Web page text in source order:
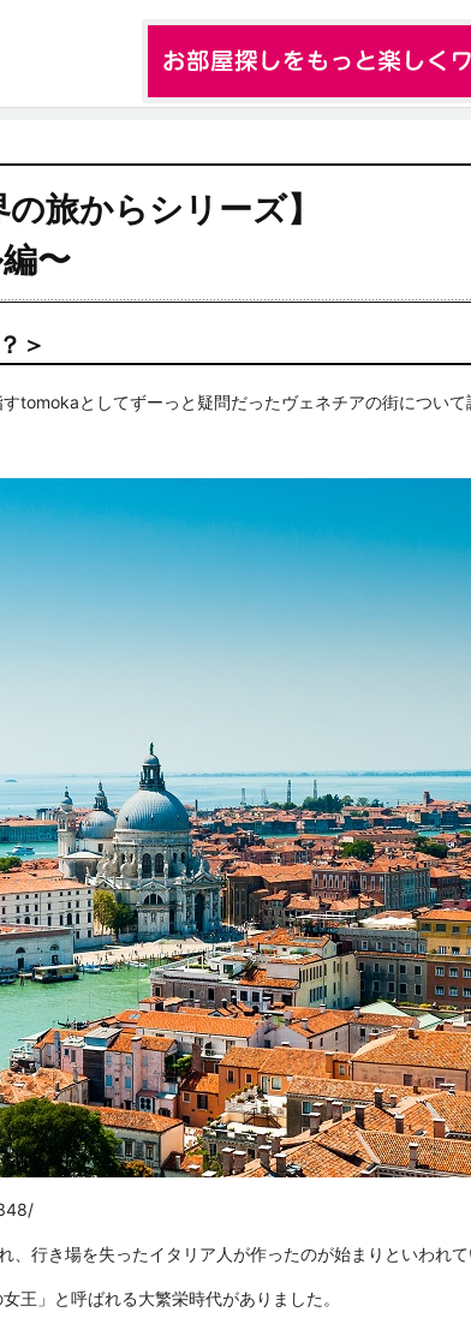
旅からシリーズ】
〜
＞
tomokaとしてずーっと疑問だったヴェネチアの街について
行き場を失ったイタリア人が作ったのが始まりといわれて
王」と呼ばれる大繁栄時代がありました。